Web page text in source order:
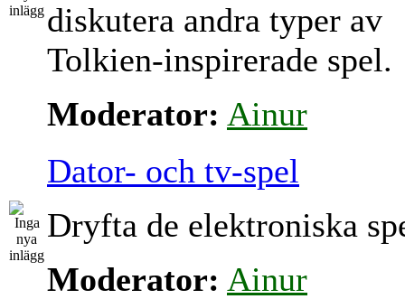
diskutera andra typer av
Tolkien-inspirerade spel.
Moderator: Ainur
Dator- och tv-spel
Dryfta de elektroniska
Moderator: Ainur